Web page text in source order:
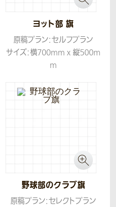
ヨット部 旗
原稿プラン：セルフプラン
サイズ：横700mm x 縦500m
m
野球部のクラブ旗
原稿プラン：セレクトプラン